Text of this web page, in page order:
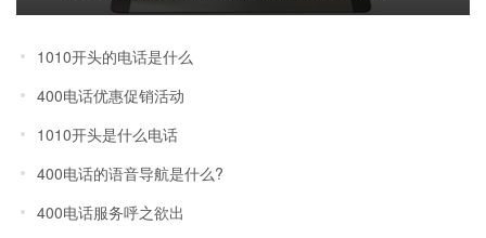
1010开头的电话是什么
400电话优惠促销活动
1010开头是什么电话
400电话的语音导航是什么?
400电话服务呼之欲出